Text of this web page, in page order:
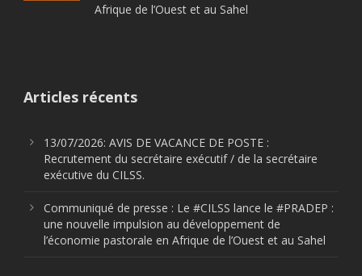
Afrique de l’Ouest et au Sahel
Articles récents
13/07/2026: AVIS DE VACANCE DE POSTE :
Recrutement du secrétaire exécutif / de la secrétaire
exécutive du CILSS.
Communiqué de presse : Le #CILSS lance le #PRADEP :
une nouvelle impulsion au développement de
l’économie pastorale en Afrique de l’Ouest et au Sahel